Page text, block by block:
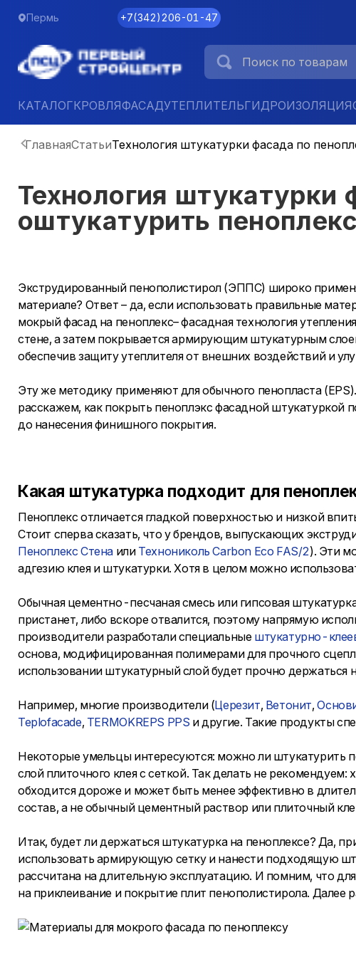
Пермь +7(342)206-01-47
КАТАЛОГКРОВЛЯФАСАДУТЕПЛИТЕЛЬГИДРОИЗОЛЯЦИЯ
ГлавнаяСтатьиТехнология штукатурки фасада по
Технология штукатурки
оштукатурить
Экструдированный пенополистирол (ЭППС) широко
материале? Ответ – да, если использовать правильные
мокрый фасад на пеноплекс– фасадная технология
стене, а затем покрывается армирующим штукатурным
обеспечив защиту утеплителя от внешних воздействий и
Эту же методику применяют для обычного пенопласта
расскажем, как покрыть пеноплэкс фасадной
до нанесения финишного покрытия.
Какая штукатурка подходит для
Пеноплекс отличается гладкой поверхностью и низкой
Стоит сперва сказать, что у брендов, выпускающих
Пеноплекс Стена или Технониколь Carbon Eco FAS/2). Эти
адгезию клея и штукатурки. Хотя в целом можно
Обычная цементно-песчаная смесь или гипсовая
пристанет, либо вскоре отвалится, поэтому напрямую
производители разработали специальные штукатурно-
основа, модифицированная полимерами для прочного
использовании штукатурный слой будет прочно держаться
Например, многие производители (Церезит, Ветонит,
Teplofacade, TERMOKREPS PPS и другие. Такие продукты
Некоторые умельцы интересуются: можно ли штукатурить
слой плиточного клея с сеткой. Так делать не
обходится дороже и может быть менее эффективно в
состав, а не обычный цементный раствор или плиточный
Итак, будет ли держаться штукатурка на пеноплексе? Да,
использовать армирующую сетку и нанести подходящую
рассчитана на длительную эксплуатацию. И помним, что
на приклеивание и покрытие плит пенополистирола.